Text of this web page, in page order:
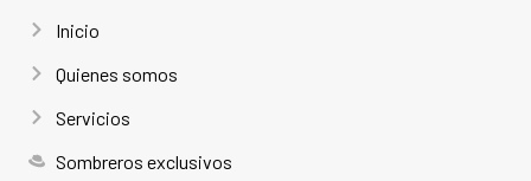
Inicio
Quienes somos
Servicios
Sombreros exclusivos